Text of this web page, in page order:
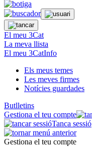
El meu 3Cat
La meva llista
El meu 3CatInfo
Els meus temes
Les meves firmes
Notícies guardades
Butlletins
Gestiona el teu compte
Tanca sessió
Gestiona el teu compte